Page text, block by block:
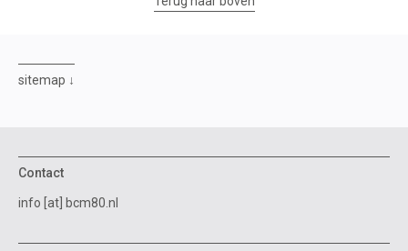
sitemap
Contact
info [at] bcm80.nl